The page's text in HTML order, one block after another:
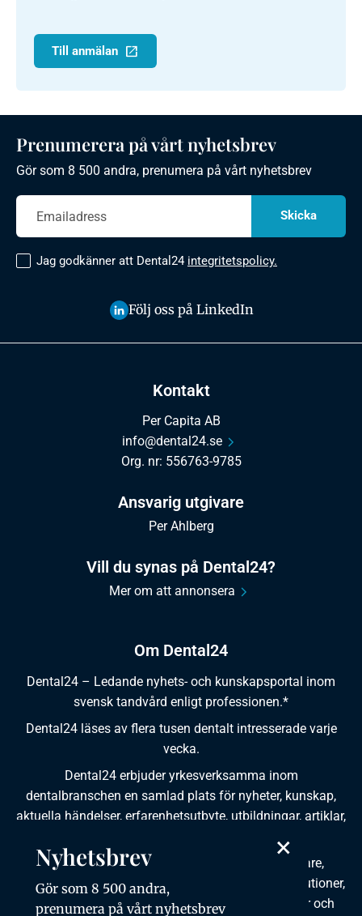
Till anmälan
Om Dental24
Dental24 – Ledande nyhets- och kunskapsportal inom
svensk tandvård enligt professionen.*
Dental24 läses av flera tusen dentalt intresserade varje
vecka.
Dental24 erbjuder yrkesverksamma inom
dentalbranschen en samlad plats för nyheter, kunskap,
aktuella händelser, erfarenhetsutbyte, utbildningar, artiklar,
Dental24 produceras i samverkan med tandläkare,
tandhygienister, tandsköterskor, tandtekniker, institutioner,
kursgivare, föreningar, organisationer, leverantörer och
Kontakt
Per Capita AB
info@dental24.se
Org. nr: 556763-9785
Ansvarig utgivare
Per Ahlberg
Vill du synas på Dental24?
Mer om att annonsera
Prenumerera på vårt nyhetsbrev
Gör som 8 500 andra, prenumera på vårt nyhetsbrev
Jag godkänner att Dental24 integritetspolicy.
Följ oss på LinkedIn
×
Nyhetsbrev
Gör som 8 500 andra,
prenumera på vårt nyhetsbrev